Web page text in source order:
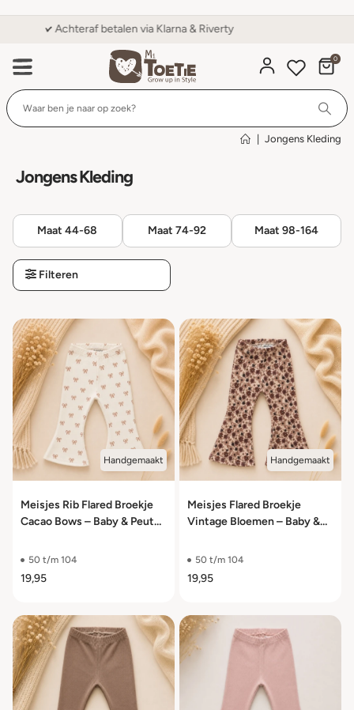
Klanten geven ons een 9,6 op Kiyoh
0
Jongens Kleding
Jongens Kleding
Maat 44-68 Maat 74-92 Maat 98-164
Filteren
Handgemaakt
Meisjes Rib Flared Broekje
Cacao Bows – Baby & Peuter
50 t/m 104
19,95
Handgemaakt
Meisjes Flared Broekje
Vintage Bloemen – Baby &
98/104
50 t/m 104
19,95